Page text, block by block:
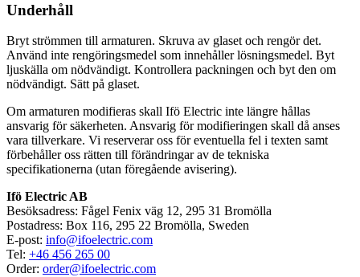
Underhåll
Bryt strömmen till armaturen. Skruva av glaset och rengör det.
Använd inte rengöringsmedel som innehåller lösningsmedel. Byt
ljuskälla om nödvändigt. Kontrollera packningen och byt den om
nödvändigt. Sätt på glaset.
Om armaturen modifieras skall Ifö Electric inte längre hållas
ansvarig för säkerheten. Ansvarig för modifieringen skall då anses
vara tillverkare. Vi reserverar oss för eventuella fel i texten samt
förbehåller oss rätten till förändringar av de tekniska
specifikationerna (utan föregående avisering).
Ifö Electric AB
Besöksadress: Fågel Fenix väg 12, 295 31 Bromölla
Postadress: Box 116, 295 22 Bromölla, Sweden
E-post: info@ifoelectric.com
Tel: +46 456 265 00
Order: order@ifoelectric.com